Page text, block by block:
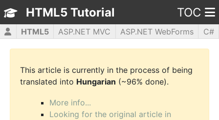
HTML5 Tutorial TOC
HTML5 ASP.NET MVC ASP.NET WebForms
C#
CSS3
JavaScript jQuery PHP5 WPF
This article is currently in the process of being
translated into Hungarian (~96% done).
More info...
Looking for the original article in